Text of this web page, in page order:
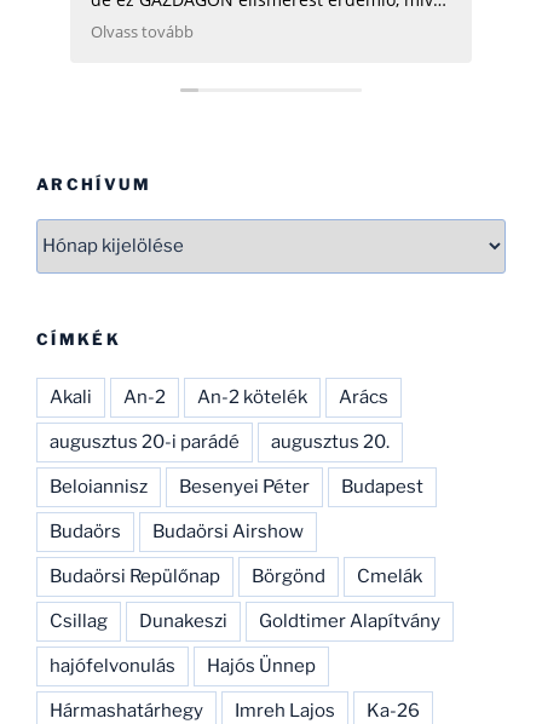
ezen adatok összegyűjtése, rendszerezése
helikopterrel (MI2) kapcsolatban tudok
Olvass tovább
ARCHÍVUM
CÍMKÉK
Akali An-2 An-2 kötelék Arács
augusztus 20-i parádé augusztus 20.
Beloiannisz Besenyei Péter Budapest
Budaörs Budaörsi Airshow
Budaörsi Repülőnap Börgönd Cmelák
Csillag Dunakeszi Goldtimer Alapítvány
hajófelvonulás Hajós Ünnep
Hármashatárhegy Imreh Lajos Ka-26